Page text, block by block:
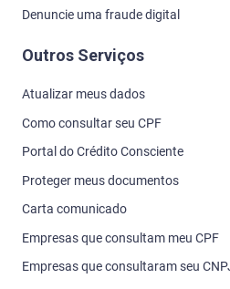
Denuncie uma fraude digital
Outros Serviços
Atualizar meus dados
Como consultar seu CPF
Portal do Crédito Consciente
Proteger meus documentos
Carta comunicado
Empresas que consultam meu CPF
Empresas que consultaram seu